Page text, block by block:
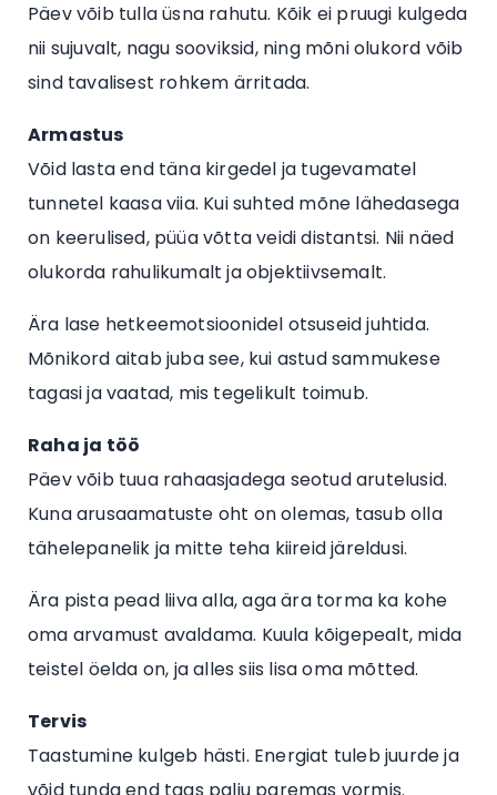
Päev võib tulla üsna rahutu. Kõik ei pruugi kulgeda
nii sujuvalt, nagu sooviksid, ning mõni olukord võib
sind tavalisest rohkem ärritada.
Armastus
Võid lasta end täna kirgedel ja tugevamatel
tunnetel kaasa viia. Kui suhted mõne lähedasega
on keerulised, püüa võtta veidi distantsi. Nii näed
olukorda rahulikumalt ja objektiivsemalt.
Ära lase hetkeemotsioonidel otsuseid juhtida.
Mõnikord aitab juba see, kui astud sammukese
tagasi ja vaatad, mis tegelikult toimub.
Raha ja töö
Päev võib tuua rahaasjadega seotud arutelusid.
Kuna arusaamatuste oht on olemas, tasub olla
tähelepanelik ja mitte teha kiireid järeldusi.
Ära pista pead liiva alla, aga ära torma ka kohe
oma arvamust avaldama. Kuula kõigepealt, mida
teistel öelda on, ja alles siis lisa oma mõtted.
Tervis
Taastumine kulgeb hästi. Energiat tuleb juurde ja